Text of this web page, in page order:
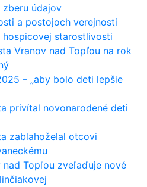
údajov
a postojoch verejnosti
hospicovej starostlivosti
Vranov nad Topľou na rok
– „aby bolo deti lepšie
privítal novonarodené deti
zablahoželal otcovi
nad Topľou zveľaďuje nové